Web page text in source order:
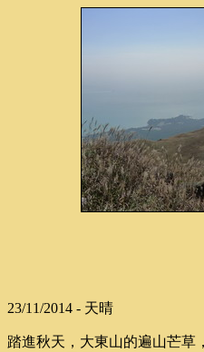
23/11/2014 - 天晴
踏進秋天，大東山的遍山芒草